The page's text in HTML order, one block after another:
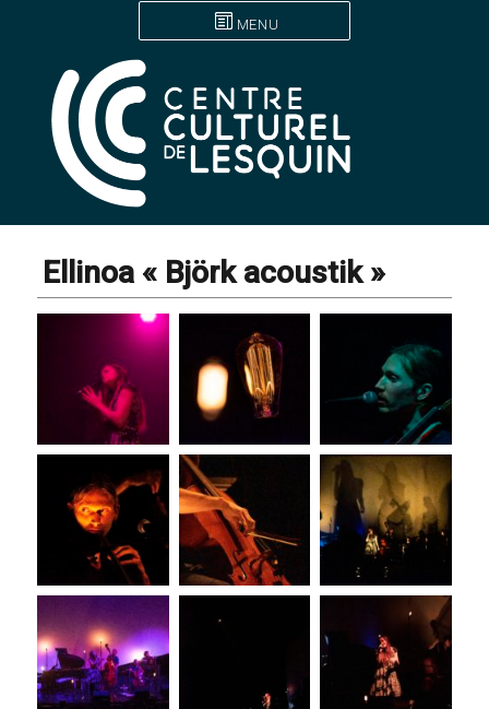
MENU
Ellinoa « Björk acoustik »